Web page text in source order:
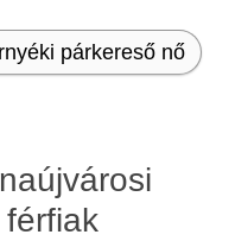
párkereső nő